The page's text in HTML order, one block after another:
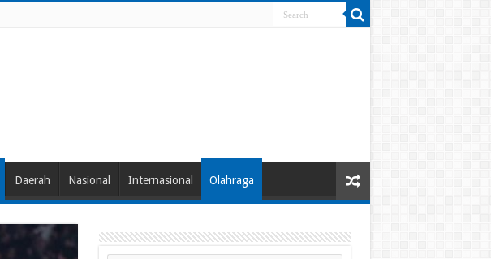
Daerah Nasional Internasional Olahraga